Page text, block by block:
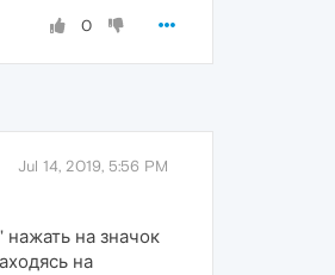
0
Jul 14, 2019, 5:56 PM
на значок
на